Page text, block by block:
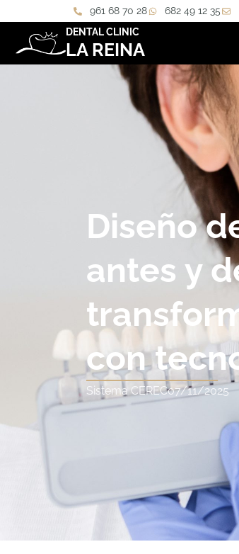
961 68 70 28 682 49 12 35
DENTAL CLINIC
LA REINA
Diseño
antes y
con
Sistema CEREC07/11/2025